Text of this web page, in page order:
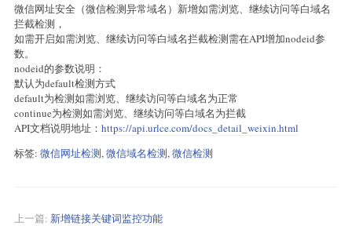
微信网址安全（微信检测异常域名）新增如需浏览、继续访问等白域名
拦截检测，
如需开启如需浏览、继续访问等白域名拦截检测需在API增加nodeid参
数。
nodeid的参数说明：
默认为default检测方式
default为检测如需浏览、继续访问等白域名为正常
continue为检测如需浏览、继续访问等白域名为拦截
API文档说明地址： https://api.urlce.com/docs_detail_weixin.html
标签: 微信网址检测,微信域名检测,微信检测
上一篇: 新增链接关键词监控功能